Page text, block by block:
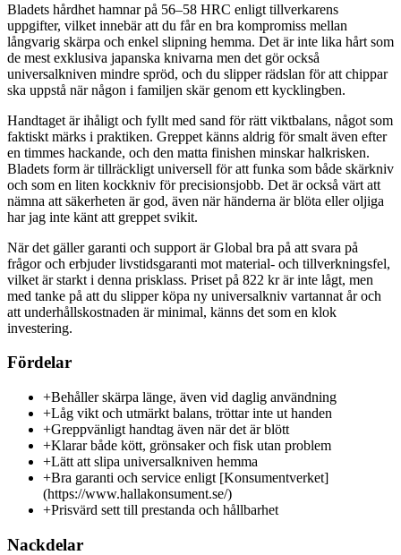
Bladets hårdhet hamnar på 56–58 HRC enligt tillverkarens
uppgifter, vilket innebär att du får en bra kompromiss mellan
långvarig skärpa och enkel slipning hemma. Det är inte lika hårt som
de mest exklusiva japanska knivarna men det gör också
universalkniven mindre spröd, och du slipper rädslan för att chippar
ska uppstå när någon i familjen skär genom ett kycklingben.
Handtaget är ihåligt och fyllt med sand för rätt viktbalans, något som
faktiskt märks i praktiken. Greppet känns aldrig för smalt även efter
en timmes hackande, och den matta finishen minskar halkrisken.
Bladets form är tillräckligt universell för att funka som både skärkniv
och som en liten kockkniv för precisionsjobb. Det är också värt att
nämna att säkerheten är god, även när händerna är blöta eller oljiga
har jag inte känt att greppet svikit.
När det gäller garanti och support är Global bra på att svara på
frågor och erbjuder livstidsgaranti mot material- och tillverkningsfel,
vilket är starkt i denna prisklass. Priset på 822 kr är inte lågt, men
med tanke på att du slipper köpa ny universalkniv vartannat år och
att underhållskostnaden är minimal, känns det som en klok
investering.
Fördelar
+Behåller skärpa länge, även vid daglig användning
+Låg vikt och utmärkt balans, tröttar inte ut handen
+Greppvänligt handtag även när det är blött
+Klarar både kött, grönsaker och fisk utan problem
+Lätt att slipa universalkniven hemma
+Bra garanti och service enligt [Konsumentverket]
(https://www.hallakonsument.se/)
+Prisvärd sett till prestanda och hållbarhet
Nackdelar